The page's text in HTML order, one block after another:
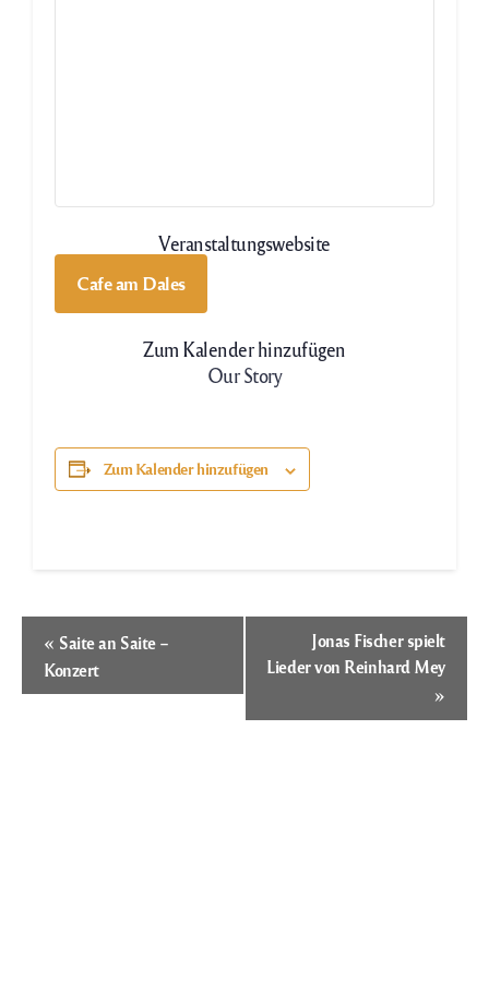
Veranstaltungswebsite
Cafe am Dales
Zum Kalender hinzufügen
Our Story
Zum Kalender hinzufügen
Navigation
« Saite an Saite –
Konzert
Jonas Fischer spielt
Lieder von Reinhard Mey
»